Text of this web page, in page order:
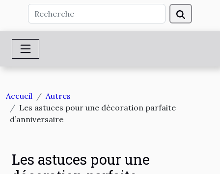
Accueil
Autres
Les astuces pour une décoration parfaite
d’anniversaire
Les astuces pour une